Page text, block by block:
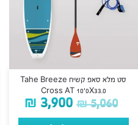
סט מלא סאפ קשיח Tahe Breeze
Cross AT 10’0X33.0
₪5,060
₪ 3,900